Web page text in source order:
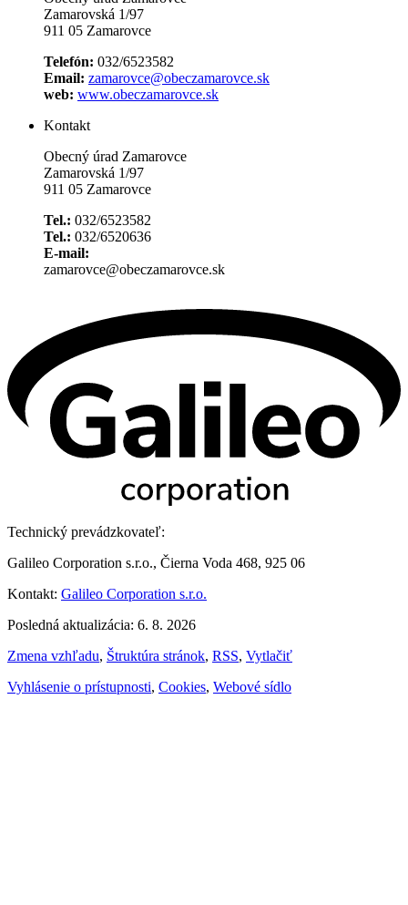
Zamarovská 1/97
911 05 Zamarovce
Telefón: 032/6523582
Email: zamarovce@obeczamarovce.sk
web: www.obeczamarovce.sk
Kontakt
Obecný úrad Zamarovce
Zamarovská 1/97
911 05 Zamarovce
Tel.: 032/6523582
Tel.: 032/6520636
E-mail:
zamarovce@obeczamarovce.sk
Technický prevádzkovateľ:
Galileo Corporation s.r.o., Čierna Voda 468, 925 06
Kontakt: Galileo Corporation s.r.o.
Posledná aktualizácia: 6. 8. 2026
Zmena vzhľadu, Štruktúra stránok, RSS, Vytlačiť
Vyhlásenie o prístupnosti, Cookies, Webové sídlo